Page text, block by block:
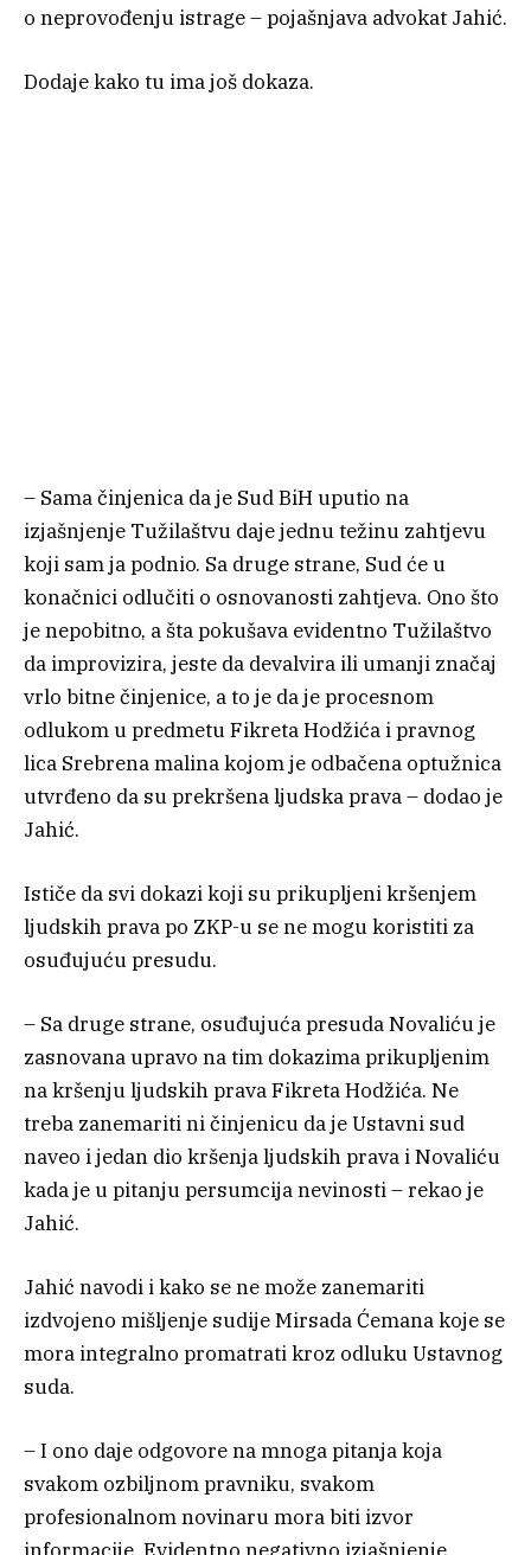
o neprovođenju istrage – pojašnjava advokat Jahić.
Dodaje kako tu ima još dokaza.
– Sama činjenica da je Sud BiH uputio na
izjašnjenje Tužilaštvu daje jednu težinu zahtjevu
koji sam ja podnio. Sa druge strane, Sud će u
konačnici odlučiti o osnovanosti zahtjeva. Ono što
je nepobitno, a šta pokušava evidentno Tužilaštvo
da improvizira, jeste da devalvira ili umanji značaj
vrlo bitne činjenice, a to je da je procesnom
odlukom u predmetu Fikreta Hodžića i pravnog
lica Srebrena malina kojom je odbačena optužnica
utvrđeno da su prekršena ljudska prava – dodao je
Jahić.
Ističe da svi dokazi koji su prikupljeni kršenjem
ljudskih prava po ZKP-u se ne mogu koristiti za
osuđujuću presudu.
– Sa druge strane, osuđujuća presuda Novaliću je
zasnovana upravo na tim dokazima prikupljenim
na kršenju ljudskih prava Fikreta Hodžića. Ne
treba zanemariti ni činjenicu da je Ustavni sud
naveo i jedan dio kršenja ljudskih prava i Novaliću
kada je u pitanju persumcija nevinosti – rekao je
Jahić.
Jahić navodi i kako se ne može zanemariti
izdvojeno mišljenje sudije Mirsada Ćemana koje se
mora integralno promatrati kroz odluku Ustavnog
suda.
– I ono daje odgovore na mnoga pitanja koja
svakom ozbiljnom pravniku, svakom
profesionalnom novinaru mora biti izvor